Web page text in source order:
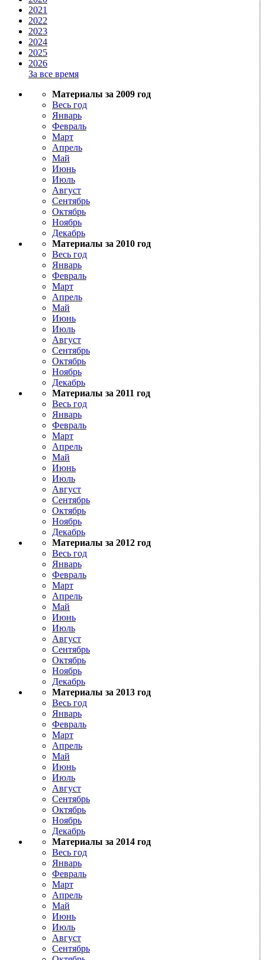
2021
2022
2023
2024
2025
2026
За все время
Материалы за 2009 год
Весь год
Январь
Февраль
Март
Апрель
Май
Июнь
Июль
Август
Сентябрь
Октябрь
Ноябрь
Декабрь
Материалы за 2010 год
Весь год
Январь
Февраль
Март
Апрель
Май
Июнь
Июль
Август
Сентябрь
Октябрь
Ноябрь
Декабрь
Материалы за 2011 год
Весь год
Январь
Февраль
Март
Апрель
Май
Июнь
Июль
Август
Сентябрь
Октябрь
Ноябрь
Декабрь
Материалы за 2012 год
Весь год
Январь
Февраль
Март
Апрель
Май
Июнь
Июль
Август
Сентябрь
Октябрь
Ноябрь
Декабрь
Материалы за 2013 год
Весь год
Январь
Февраль
Март
Апрель
Май
Июнь
Июль
Август
Сентябрь
Октябрь
Ноябрь
Декабрь
Материалы за 2014 год
Весь год
Январь
Февраль
Март
Апрель
Май
Июнь
Июль
Август
Сентябрь